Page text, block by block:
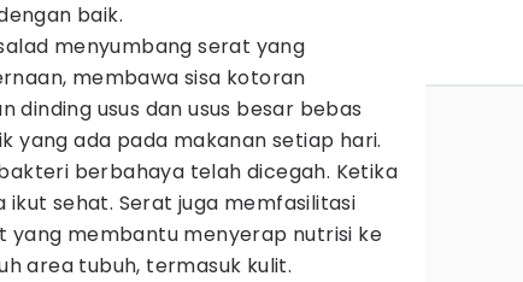
baik.
menyumbang serat yang
membawa sisa kotoran
dinding usus dan usus besar bebas
yang ada pada makanan setiap hari.
berbahaya telah dicegah. Ketika
ikut sehat. Serat juga memfasilitasi
membantu menyerap nutrisi ke
area tubuh, termasuk kulit.